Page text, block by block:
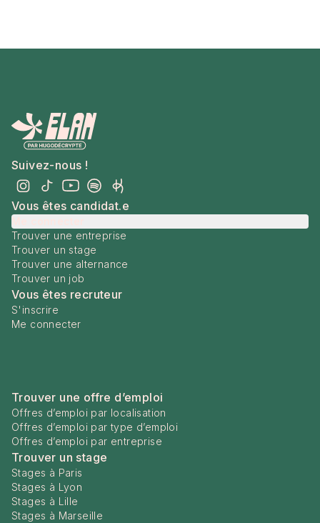
Suivez-nous !
Vous êtes candidat.e
Trouver une entreprise
Trouver un stage
Trouver une alternance
Trouver un job
Vous êtes recruteur
S'inscrire
Me connecter
Trouver une offre d’emploi
Offres d’emploi par localisation
Offres d’emploi par type d’emploi
Offres d’emploi par entreprise
Trouver un stage
Stages à Paris
Stages à Lyon
Stages à Lille
Stages à Marseille